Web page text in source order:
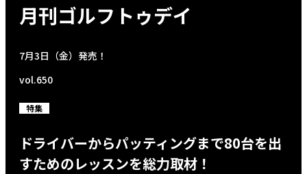
月刊ゴルフトゥデイ
7月3日（金）発売！
vol.650
特集
ドライバーからパッティングまで80台を出
すためのレッスンを総力取材！